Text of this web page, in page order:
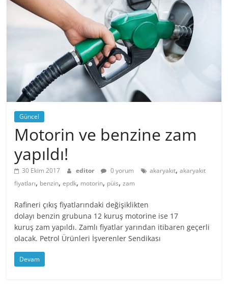
Güncel
Motorin ve benzine zam
yapıldı!
30 Ekim 2017 editor 0 yorum akaryakıt,akaryakıt
fiyatları, benzin,epdk, motorin, püis,zam
Rafineri çıkış fiyatlarındaki değişiklikten
dolayı benzin grubuna 12 kuruş motorine ise 17
kuruş zam yapıldı. Zamlı fiyatlar yarından itibaren geçerli
olacak. Petrol Ürünleri İşverenler Sendikası
Devam